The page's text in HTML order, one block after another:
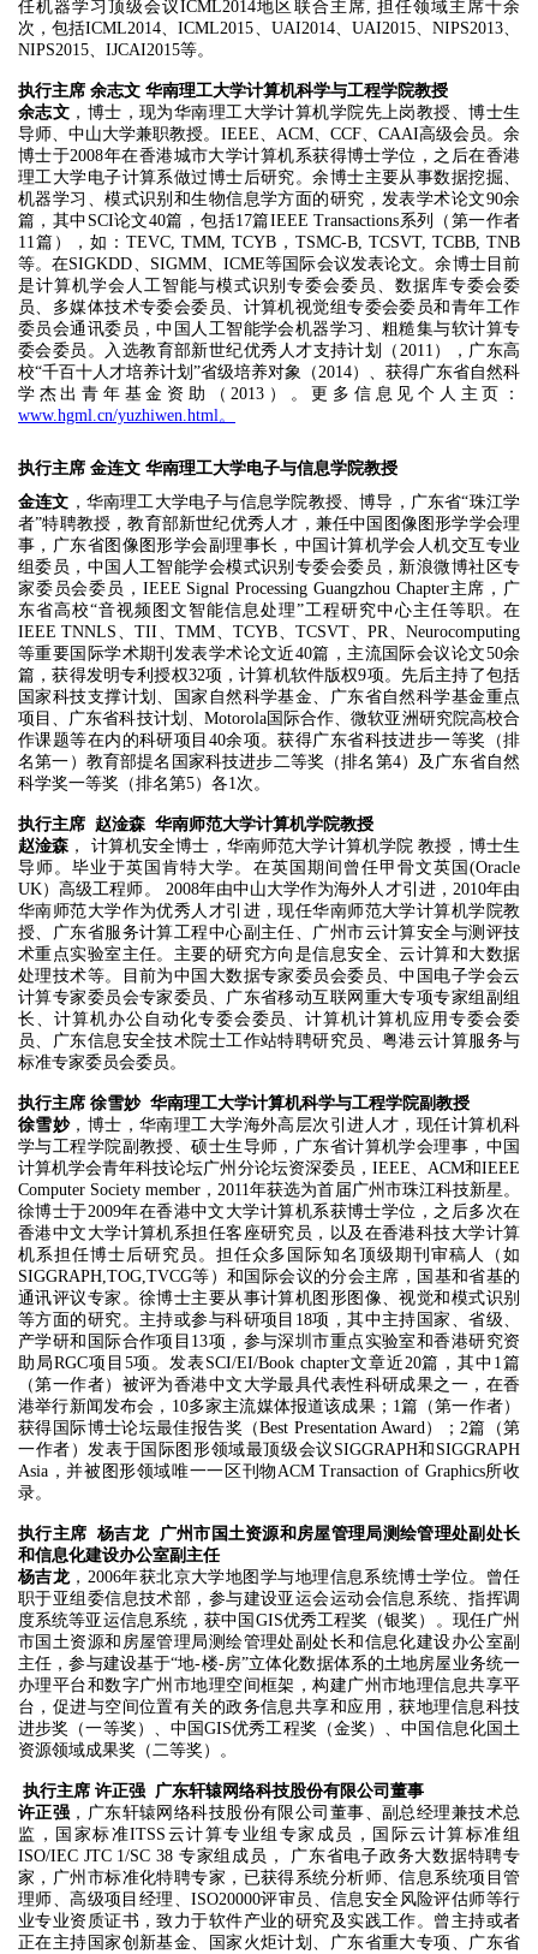
任机器学习顶级会议ICML2014地区联合主席, 担任领域主席十余
次，包括ICML2014、ICML2015、UAI2014、UAI2015、NIPS2013、
NIPS2015、IJCAI2015等。
执行主席 余志文 华南理工大学计算机科学与工程学院教授
余志文 ，博士，现为华南理工大学计算机学院先上岗教授、博士生
导师、中山大学兼职教授。IEEE、ACM、CCF、CAAI高级会员。余
博士于2008年在香港城市大学计算机系获得博士学位，之后在香港
理工大学电子计算系做过博士后研究。余博士主要从事数据挖掘、
机器学习、模式识别和生物信息学方面的研究，发表学术论文90余
篇，其中SCI论文40篇，包括17篇IEEE Transactions系列（第一作者
11篇），如：TEVC, TMM, TCYB，TSMC-B, TCSVT, TCBB, TNB
等。在SIGKDD、SIGMM、ICME等国际会议发表论文。余博士目前
是计算机学会人工智能与模式识别专委会委员、数据库专委会委
员、多媒体技术专委会委员、计算机视觉组专委会委员和青年工作
委员会通讯委员，中国人工智能学会机器学习、粗糙集与软计算专
委会委员。入选教育部新世纪优秀人才支持计划（2011），广东高
校“千百十人才培养计划”省级培养对象（2014）、获得广东省自然科
学杰出青年基金资助（2013）。更多信息见个人主页：
www.hgml.cn/yuzhiwen.html。
执行主席 金连文 华南理工大学电子与信息学院教授
金连文 ，华南理工大学电子与信息学院教授、博导，广东省“珠江学
者”特聘教授，教育部新世纪优秀人才，兼任中国图像图形学学会理
事，广东省图像图形学会副理事长，中国计算机学会人机交互专业
组委员，中国人工智能学会模式识别专委会委员，新浪微博社区专
家委员会委员，IEEE Signal Processing Guangzhou Chapter主席，广
东省高校“音视频图文智能信息处理”工程研究中心主任等职。在
IEEE TNNLS、TII、TMM、TCYB、TCSVT、PR、Neurocomputing
等重要国际学术期刊发表学术论文近40篇，主流国际会议论文50余
篇，获得发明专利授权32项，计算机软件版权9项。先后主持了包括
国家科技支撑计划、国家自然科学基金、广东省自然科学基金重点
项目、广东省科技计划、Motorola国际合作、微软亚洲研究院高校合
作课题等在内的科研项目40余项。获得广东省科技进步一等奖（排
名第一）教育部提名国家科技进步二等奖（排名第4）及广东省自然
科学奖一等奖（排名第5）各1次。
执行主席 赵淦森 华南师范大学计算机学院教授
赵淦森 ， 计算机安全博士，华南师范大学计算机学院 教授，博士生
导师。毕业于英国肯特大学。在英国期间曾任甲骨文英国(Oracle
UK）高级工程师。 2008年由中山大学作为海外人才引进，2010年由
华南师范大学作为优秀人才引进，现任华南师范大学计算机学院教
授、广东省服务计算工程中心副主任、广州市云计算安全与测评技
术重点实验室主任。主要的研究方向是信息安全、云计算和大数据
处理技术等。目前为中国大数据专家委员会委员、中国电子学会云
计算专家委员会专家委员、广东省移动互联网重大专项专家组副组
长、计算机办公自动化专委会委员、计算机计算机应用专委会委
员、广东信息安全技术院士工作站特聘研究员、粤港云计算服务与
标准专家委员会委员。
执行主席 徐雪妙 华南理工大学计算机科学与工程学院副教授
徐雪妙，博士，华南理工大学海外高层次引进人才，现任计算机科
学与工程学院副教授、硕士生导师，广东省计算机学会理事，中国
计算机学会青年科技论坛广州分论坛资深委员，IEEE、ACM和IEEE
Computer Society member，2011年获选为首届广州市珠江科技新星。
徐博士于2009年在香港中文大学计算机系获博士学位，之后多次在
香港中文大学计算机系担任客座研究员，以及在香港科技大学计算
机系担任博士后研究员。担任众多国际知名顶级期刊审稿人（如
SIGGRAPH,TOG,TVCG等）和国际会议的分会主席，国基和省基的
通讯评议专家。徐博士主要从事计算机图形图像、视觉和模式识别
等方面的研究。主持或参与科研项目18项，其中主持国家、省级、
产学研和国际合作项目13项，参与深圳市重点实验室和香港研究资
助局RGC项目5项。发表SCI/EI/Book chapter文章近20篇，其中1篇
（第一作者）被评为香港中文大学最具代表性科研成果之一，在香
港举行新闻发布会，10多家主流媒体报道该成果；1篇（第一作者）
获得国际博士论坛最佳报告奖（Best Presentation Award）；2篇（第
一作者）发表于国际图形领域最顶级会议SIGGRAPH和SIGGRAPH
Asia，并被图形领域唯一一区刊物ACM Transaction of Graphics所收
录。
执行主席 杨吉龙 广州市国土资源和房屋管理局测绘管理处副处长
和信息化建设办公室副主任
杨吉龙，2006年获北京大学地图学与地理信息系统博士学位。曾任
职于亚组委信息技术部，参与建设亚运会运动会信息系统、指挥调
度系统等亚运信息系统，获中国GIS优秀工程奖（银奖）。现任广州
市国土资源和房屋管理局测绘管理处副处长和信息化建设办公室副
主任，参与建设基于“地-楼-房”立体化数据体系的土地房屋业务统一
办理平台和数字广州市地理空间框架，构建广州市地理信息共享平
台，促进与空间位置有关的政务信息共享和应用，获地理信息科技
进步奖（一等奖）、中国GIS优秀工程奖（金奖）、中国信息化国土
资源领域成果奖（二等奖）。
执行主席 许正强 广东轩辕网络科技股份有限公司董事
许正强 ，广东轩辕网络科技股份有限公司董事、副总经理兼技术总
监，国家标准ITSS云计算专业组专家成员，国际云计算标准组
ISO/IEC JTC 1/SC 38 专家组成员， 广东省电子政务大数据特聘专
家，广州市标准化特聘专家，已获得系统分析师、信息系统项目管
理师、高级项目经理、ISO20000评审员、信息安全风险评估师等行
业专业资质证书，致力于软件产业的研究及实践工作。曾主持或者
正在主持国家创新基金、国家火炬计划、广东省重大专项、广东省